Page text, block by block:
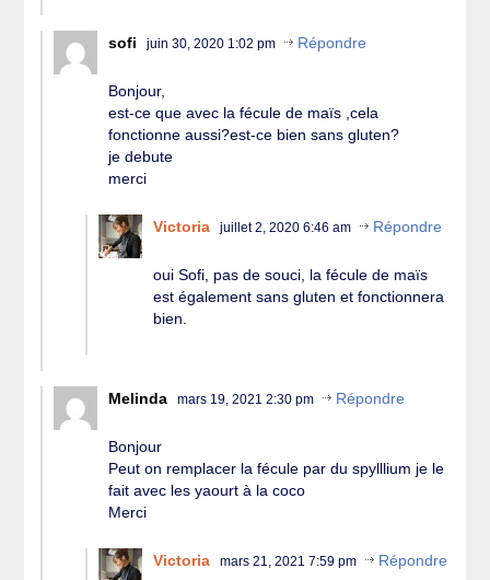
sofi juin 30, 2020 1:02 pm Répondre
Bonjour,
est-ce que avec la fécule de maïs ,cela
fonctionne aussi?est-ce bien sans gluten?
je debute
merci
Victoria juillet 2, 2020 6:46 am Répondre
oui Sofi, pas de souci, la fécule de maïs
est également sans gluten et fonctionnera
bien.
Melinda mars 19, 2021 2:30 pm Répondre
Bonjour
Peut on remplacer la fécule par du spylllium je le
fait avec les yaourt à la coco
Merci
Victoria mars 21, 2021 7:59 pm Répondre